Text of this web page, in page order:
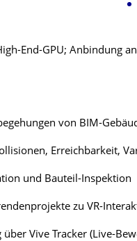
End-GPU; Anbindung
von BIM-
Erreichbarkeit,
und Bauteil-Inspektion
zu VR-
Vive Tracker (Live-